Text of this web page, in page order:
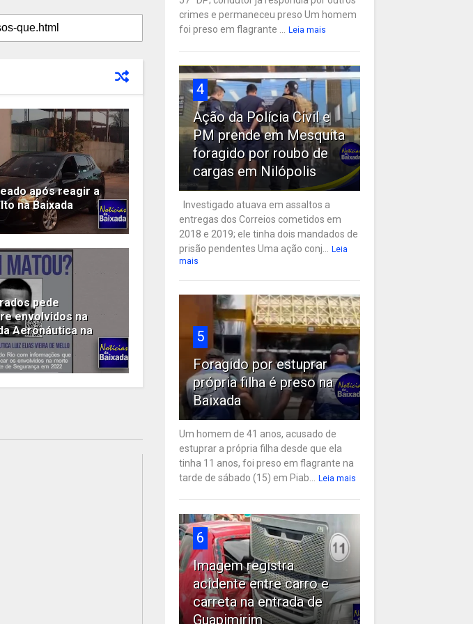
após reagir a
na Baixada
pede
envolvidos na
Aeronáutica na
crimes e permaneceu preso Um homem
foi preso em flagrante ... Leia mais
4
Ação da Polícia Civil e
PM prende em Mesquita
foragido por roubo de
cargas em Nilópolis
Investigado atuava em assaltos a
entregas dos Correios cometidos em
2018 e 2019; ele tinha dois mandados de
prisão pendentes Uma ação conj... Leia
mais
5
Foragido por estuprar
própria filha é preso na
Baixada
Um homem de 41 anos, acusado de
estuprar a própria filha desde que ela
tinha 11 anos, foi preso em flagrante na
tarde de sábado (15) em Piab... Leia mais
6
Imagem registra
acidente entre carro e
carreta na entrada de
Guapimirim